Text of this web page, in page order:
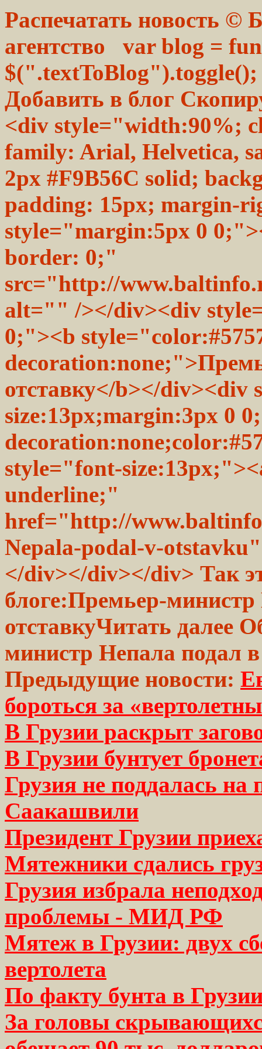
Распечатать новость ©
агентство var blog =
Добавить в блог
<div style="width:90%;
family: Arial, Helvetica,
2px #F9B56C solid;
padding: 15px; margin-
style="margin:5px 0
border: 0;"
src="http://
alt="" /></div><div
0;"><b
отставку</b></div><div
size:13px;margin:3px 0
style="font-
underline;"
href="http://
Nepala-podal-v-
</div></div></div> Так
блоге:Премьер-министр
отставкуЧитать далее
министр Непала подал в
Предыдущие новости:
бороться за
В Грузии раскрыт
В Грузии бунтует
Грузия не поддалась
Саакашвили
Президент Грузии
Мятежники сдались
Грузия избрала
проблемы - МИД РФ
Мятеж в Грузии: двух
вертолета
По факту бунта в
За головы